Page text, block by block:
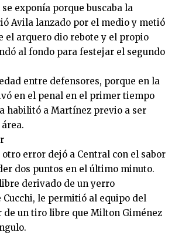
exponía porque buscaba la
Avila lanzado por el medio y metió
el arquero dio rebote y el propio
al fondo para festejar el segundo
entre defensores, porque en la
en el penal en el primer tiempo
habilitó a Martínez previo a ser
error dejó a Central con el sabor
dos puntos en el último minuto.
derivado de un yerro
Cucchi, le permitió al equipo del
de un tiro libre que Milton Giménez